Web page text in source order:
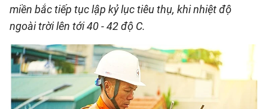
XÃ HỘI
KINH TẾ
ĐÔ THỊ
VĂN HÓA - VĂN NGHỆ
miền bắc tiếp tục lập kỷ lục tiêu thụ, khi nhiệt độ
ngoài trời lên tới 40 - 42 độ C.